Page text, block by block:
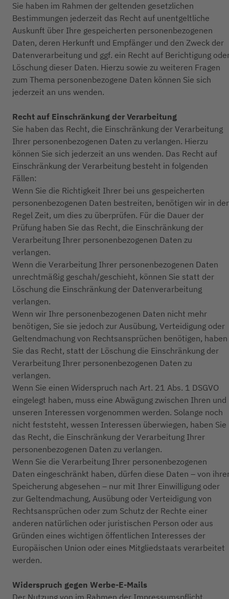
Sie haben im Rahmen der geltenden gesetzlichen
Bestimmungen jederzeit das Recht auf unentgeltliche
Auskunft über Ihre gespeicherten personenbezogenen
Daten, deren Herkunft und Empfänger und den Zweck der
Datenverarbeitung und ggf. ein Recht auf Berichtigung
Löschung dieser Daten. Hierzu sowie zu weiteren Fragen
zum Thema personenbezogene Daten können Sie sich
jederzeit an uns wenden.
Recht auf Einschränkung der Verarbeitung
Sie haben das Recht, die Einschränkung der Verarbeitung
Ihrer personenbezogenen Daten zu verlangen. Hierzu
können Sie sich jederzeit an uns wenden. Das Recht auf
Einschränkung der Verarbeitung besteht in folgenden
Fällen:
Wenn Sie die Richtigkeit Ihrer bei uns gespeicherten
personenbezogenen Daten bestreiten, benötigen wir in der
Regel Zeit, um dies zu überprüfen. Für die Dauer der
Prüfung haben Sie das Recht, die Einschränkung der
Verarbeitung Ihrer personenbezogenen Daten zu
verlangen.
Wenn die Verarbeitung Ihrer personenbezogenen Daten
unrechtmäßig geschah/geschieht, können Sie statt der
Löschung die Einschränkung der Datenverarbeitung
verlangen.
Wenn wir Ihre personenbezogenen Daten nicht mehr
benötigen, Sie sie jedoch zur Ausübung, Verteidigung oder
Geltendmachung von Rechtsansprüchen benötigen, haben
Sie das Recht, statt der Löschung die Einschränkung der
Verarbeitung Ihrer personenbezogenen Daten zu
verlangen.
Wenn Sie einen Widerspruch nach Art. 21 Abs. 1 DSGVO
eingelegt haben, muss eine Abwägung zwischen Ihren und
unseren Interessen vorgenommen werden. Solange noch
nicht feststeht, wessen Interessen überwiegen, haben Sie
das Recht, die Einschränkung der Verarbeitung Ihrer
personenbezogenen Daten zu verlangen.
Wenn Sie die Verarbeitung Ihrer personenbezogenen
Daten eingeschränkt haben, dürfen diese Daten – von
Speicherung abgesehen – nur mit Ihrer Einwilligung oder
zur Geltendmachung, Ausübung oder Verteidigung von
Rechtsansprüchen oder zum Schutz der Rechte einer
anderen natürlichen oder juristischen Person oder aus
Gründen eines wichtigen öffentlichen Interesses der
Europäischen Union oder eines Mitgliedstaats verarbeitet
werden.
Widerspruch gegen Werbe-E-Mails
Der Nutzung von im Rahmen der Impressumspflicht